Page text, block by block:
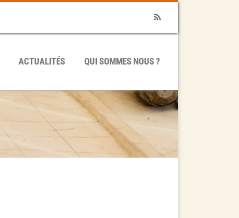
ACTUALITÉS QUI SOMMES NOUS ?